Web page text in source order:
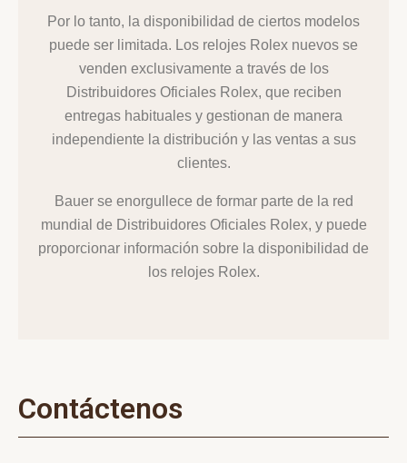
Por lo tanto, la disponibilidad de ciertos modelos
puede ser limitada. Los relojes Rolex nuevos se
venden exclusivamente a través de los
Distribuidores Oficiales Rolex, que reciben
entregas habituales y gestionan de manera
independiente la distribución y las ventas a sus
clientes.
Bauer se enorgullece de formar parte de la red
mundial de Distribuidores Oficiales Rolex, y puede
proporcionar información sobre la disponibilidad de
los relojes Rolex.
Contáctenos